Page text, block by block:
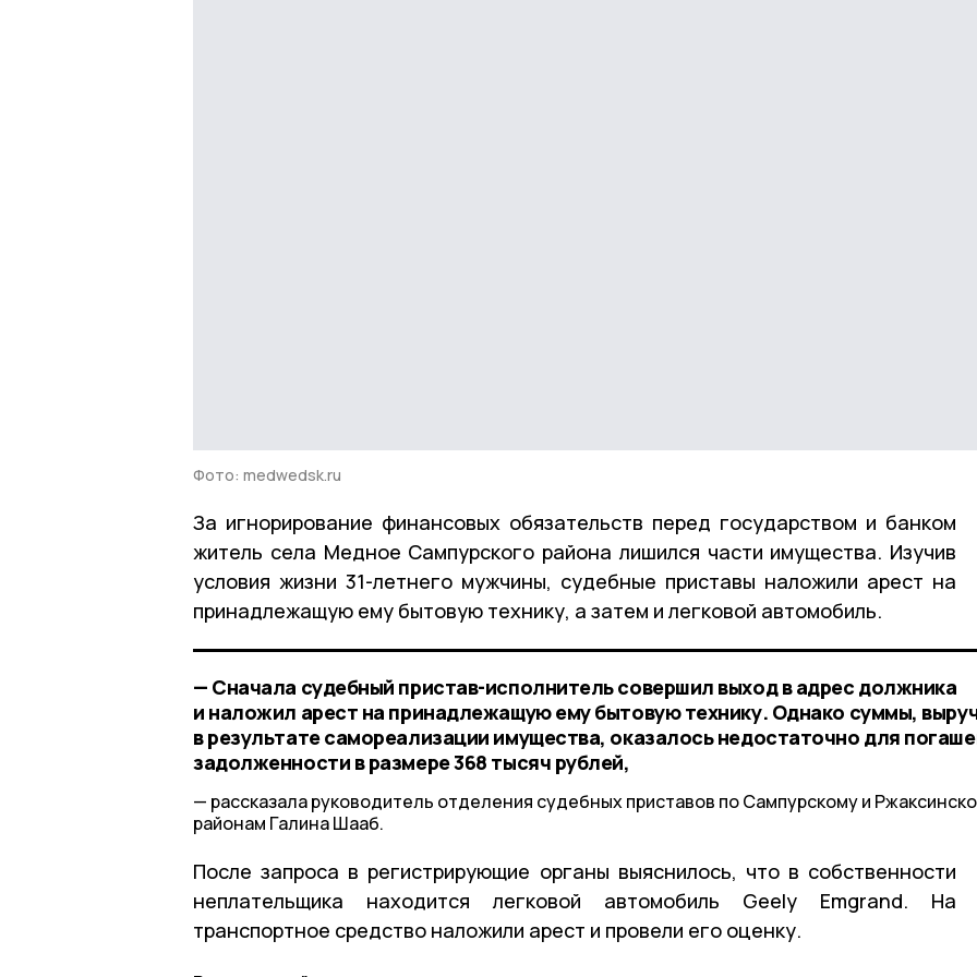
Фото: medwedsk.ru
За игнорирование финансовых обязательств перед государством и банком
житель села Медное Сампурского района лишился части имущества. Изучив
условия жизни 31-летнего мужчины, судебные приставы наложили арест на
принадлежащую ему бытовую технику, а затем и легковой автомобиль.
— Сначала судебный пристав-исполнитель совершил выход в адрес должника
и наложил арест на принадлежащую ему бытовую технику. Однако суммы,
в результате самореализации имущества, оказалось недостаточно для
задолженности в размере 368 тысяч рублей,
рассказала руководитель отделения судебных приставов по Сампурскому и
районам Галина Шааб.
После запроса в регистрирующие органы выяснилось, что в собственности
неплательщика находится легковой автомобиль Geely Emgrand. На
транспортное средство наложили арест и провели его оценку.